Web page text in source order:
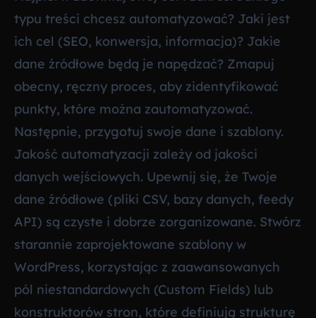
typu treści chcesz automatyzować? Jaki jest
ich cel (SEO, konwersja, informacja)? Jakie
dane źródłowe będą je napędzać? Zmapuj
obecny, ręczny proces, aby zidentyfikować
punkty, które można zautomatyzować.
Następnie, przygotuj swoje dane i szablony.
Jakość automatyzacji zależy od jakości
danych wejściowych. Upewnij się, że Twoje
dane źródłowe (pliki CSV, bazy danych, feedy
API) są czyste i dobrze zorganizowane. Stwórz
starannie zaprojektowane szablony w
WordPress, korzystając z zaawansowanych
pól niestandardowych (Custom Fields) lub
konstruktorów stron, które definiują strukturę